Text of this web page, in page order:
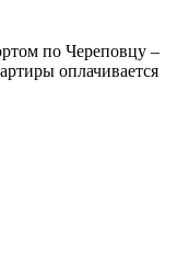
по Череповцу –
оплачивается